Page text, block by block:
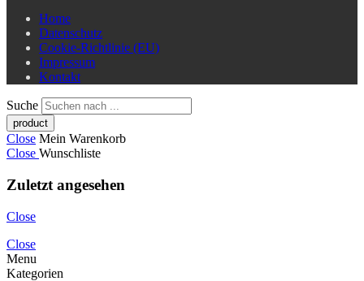
Home
Datenschutz
Cookie-Richtlinie (EU)
Impressum
Kontakt
Suche
Close Mein Warenkorb
Close Wunschliste
Zuletzt angesehen
Close
Close
Menu
Kategorien